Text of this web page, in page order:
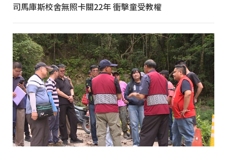
司馬庫斯校舍無照卡關22年 衝擊童受教權